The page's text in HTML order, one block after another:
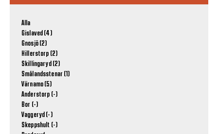
Alla
Gislaved (4)
Gnosjö (2)
Hillerstorp (2)
Skillingaryd (2)
Smålandsstenar (1)
Värnamo (5)
Anderstorp (-)
Bor (-)
Vaggeryd (-)
Skeppshult (-)